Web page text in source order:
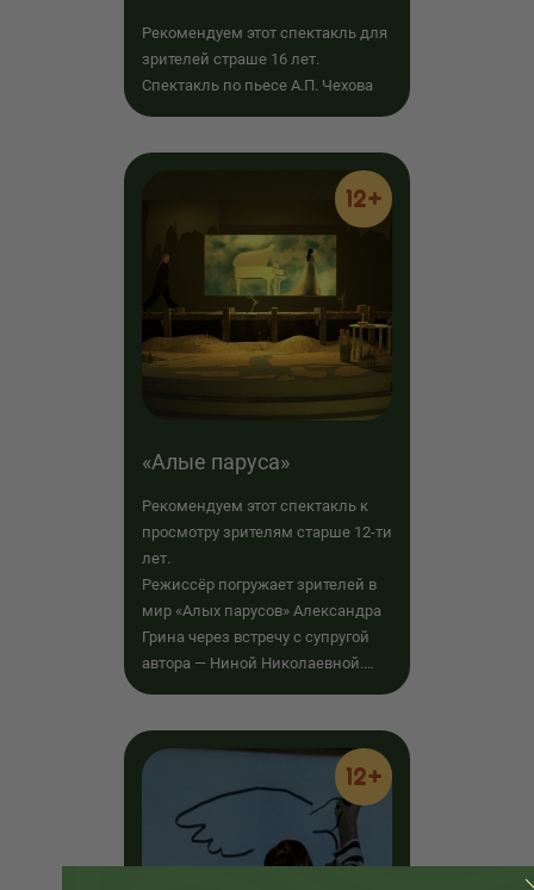
Рекомендуем этот спектакль для
зрителей страше 16 лет.
Спектакль по пьесе А.П. Чехова
12+
«Алые паруса»
Рекомендуем этот спектакль к
просмотру зрителям старше 12-ти
лет.
Режиссёр погружает зрителей в
мир «Алых парусов» Александра
Грина через встречу с супругой
автора — Ниной Николаевной.
Именно она была прототипом
12+